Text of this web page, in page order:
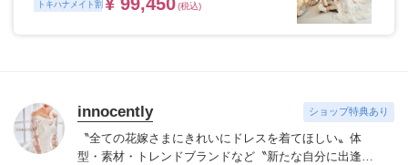
トキハナメイト割 (税込)
innocently ショップ特典あり
〝全ての花嫁さまにきれいにドレスを着てほしい〟 体
型・素材・トレンドブランドなど〝新たな自分に出逢え